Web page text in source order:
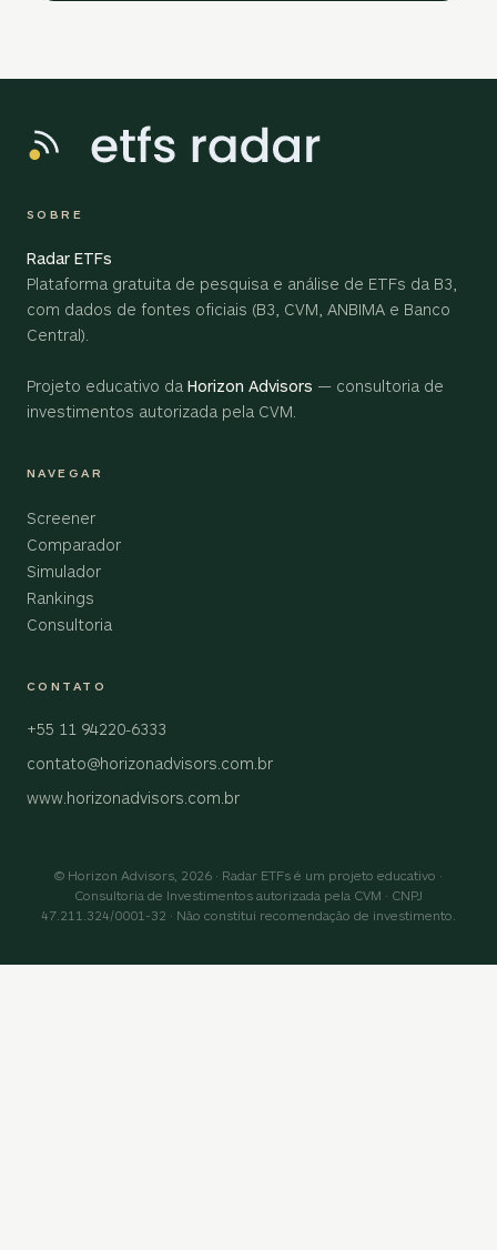
SOBRE
Radar ETFs
Plataforma gratuita de pesquisa e análise de ETFs da B3,
com dados de fontes oficiais (B3, CVM, ANBIMA e Banco
Central).
Projeto educativo da Horizon Advisors — consultoria de
investimentos autorizada pela CVM.
NAVEGAR
Screener
Comparador
Simulador
Rankings
Consultoria
CONTATO
+55 11 94220-6333
contato@horizonadvisors.com.br
www.horizonadvisors.com.br
© Horizon Advisors, 2026 · Radar ETFs é um projeto educativo ·
Consultoria de Investimentos autorizada pela CVM · CNPJ
47.211.324/0001-32 · Não constitui recomendação de investimento.